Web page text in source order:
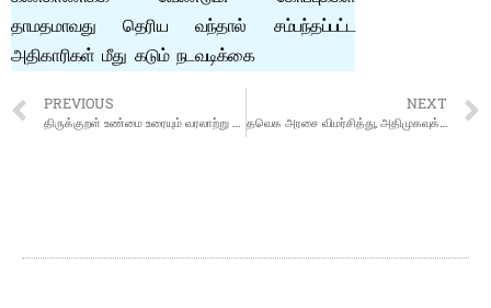
தாமதமாவது தெரிய வந்தால் சம்பந்தப்பட்ட
அதிகாரிகள் மீது கடும் நடவடிக்கை
PREVIOUS
திருக்குறள் உண்மை உரையும் வரலாற்று ஆதாரங்களும்
NEXT
தவெக அரசை விமர்சித்து, அதிமுகவுக்கு ஆதரவாக அறிக்கை விட்ட மு.க.ஸ்டாலின்